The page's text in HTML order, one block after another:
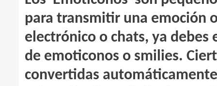
para transmitir una emoción
electrónico o chats, ya
de emoticonos o smilies.
convertidas